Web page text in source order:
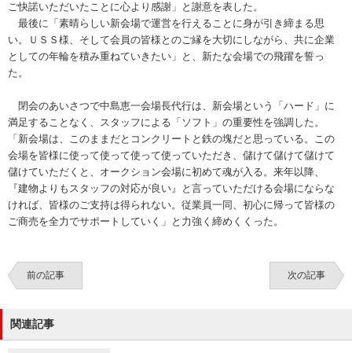
ご快諾いただいたことに心より感謝」と謝意を表した。
最後に「素晴らしい新会場で運営を行えることに身が引き締まる思
い。ＵＳＳ様、そして会員の皆様とのご縁を大切にしながら、共に企業
としての年輪を積み重ねていきたい」と、新たな会場での飛躍を誓っ
た。
閉会のあいさつで中島恵一会場長代行は、新会場という「ハード」に
満足することなく、スタッフによる「ソフト」の重要性を強調した。
「新会場は、このままだとコンクリートと鉄の塊だと思っている。この
会場を皆様に使って使って使って使っていただき、儲けて儲けて儲けて
儲けていただくと、オークション会場に初めて魂が入る。来年以降、
『建物よりもスタッフの対応が良い』と言っていただける会場にならな
ければ、皆様のご支持は得られない。従業員一同、初心に帰って皆様の
ご商売を全力でサポートしていく」と力強く締めくくった。
前の記事 次の記事
関連記事